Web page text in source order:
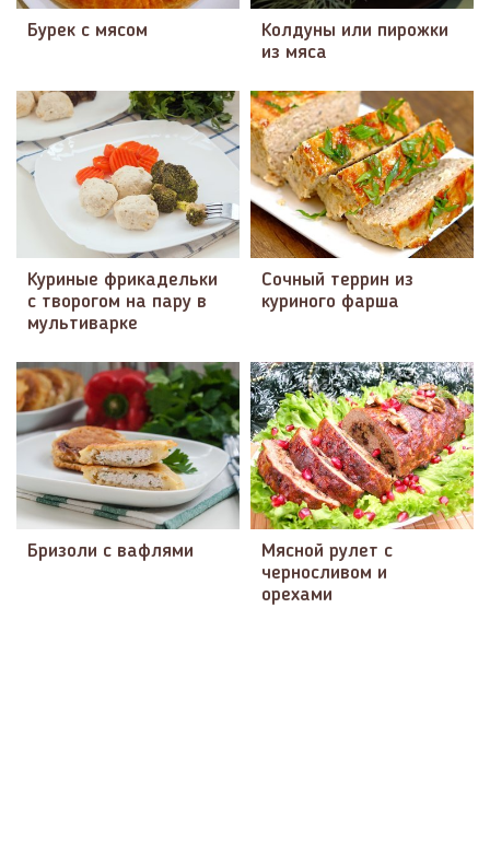
Бурек с мясом
Колдуны или пирожки
из мяса
Куриные фрикадельки
с творогом на пару в
мультиварке
Сочный террин из
куриного фарша
Бризоли с вафлями
Мясной рулет с
черносливом и
орехами